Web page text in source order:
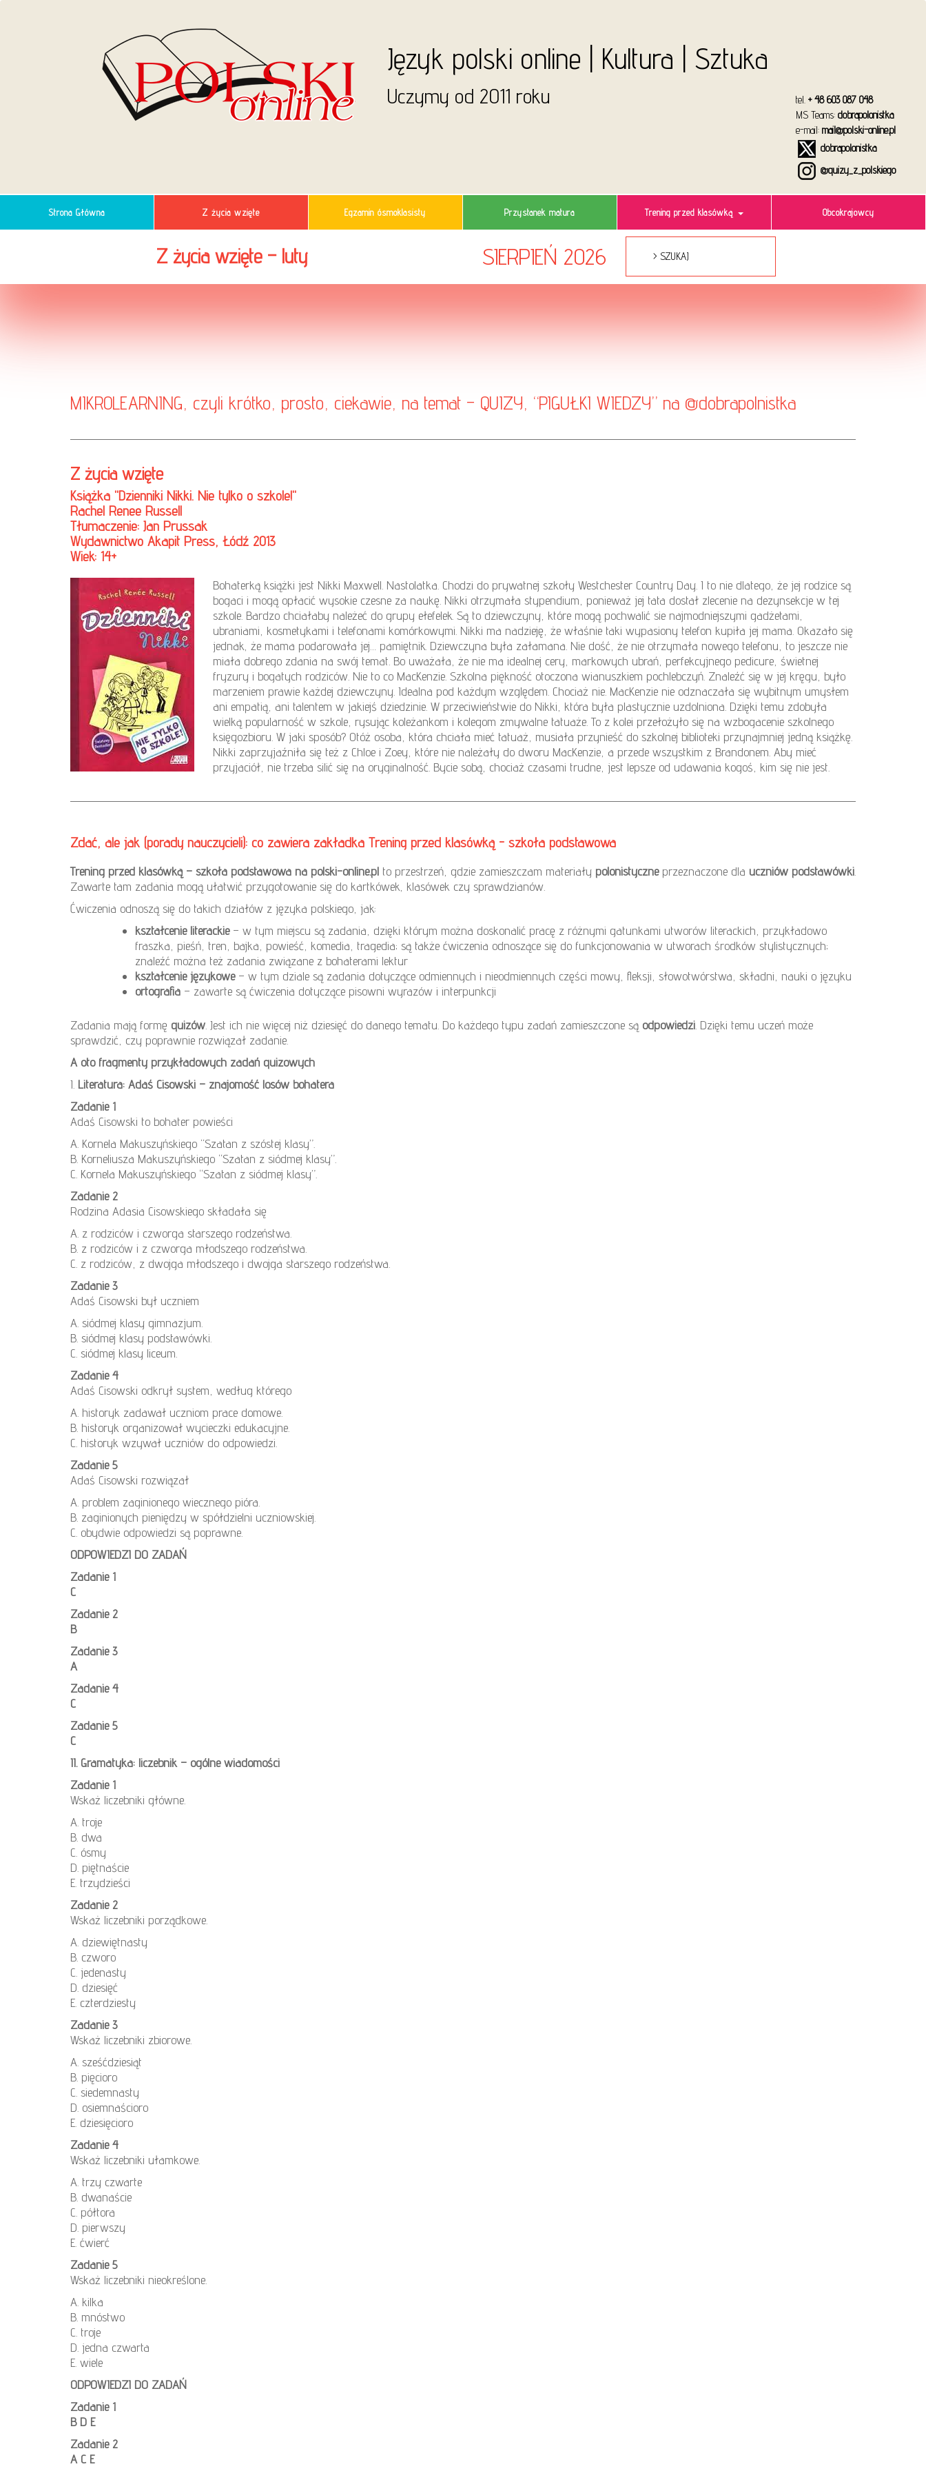
Język polski online | Kultura | Sztuka
Uczymy od 2011 roku tel. + 48 603 087 048
MS Teams: dobrapolonistka
e-mail: mail@polski-online.pl
dobrapolonistka
@quizy_z_polskiego
Strona Główna Z życia wzięte Egzamin ósmoklasisty Przystanek matura Trening przed klasówką Obcokrajowcy
Z życia wzięte – luty SIERPIEŃ 2026
MIKROLEARNING, czyli krótko, prosto, ciekawie, na temat – QUIZY, “PIGUŁKI WIEDZY” na @dobrapolnistka
Z życia wzięte
Książka "Dzienniki Nikki. Nie tylko o szkole!"
Rachel Renee Russell
Tłumaczenie: Jan Prussak
Wydawnictwo Akapit Press, Łódź 2013
Wiek: 14+
Bohaterką książki jest Nikki Maxwell. Nastolatka. Chodzi do prywatnej szkoły Westchester Country Day. I to nie dlatego, że jej rodzice są
bogaci i mogą opłacić wysokie czesne za naukę. Nikki otrzymała stypendium, ponieważ jej tata dostał zlecenie na dezynsekcje w tej
szkole. Bardzo chciałaby należeć do grupy ełefelek. Są to dziewczyny, które mogą pochwalić sie najmodniejszymi gadżetami,
ubraniami, kosmetykami i telefonami komórkowymi. Nikki ma nadzieję, że właśnie taki wypasiony telefon kupiła jej mama. Okazało się
jednak, że mama podarowała jej… pamiętnik. Dziewczyna była załamana. Nie dość, że nie otrzymała nowego telefonu, to jeszcze nie
miała dobrego zdania na swój temat. Bo uważała, że nie ma idealnej cery, markowych ubrań, perfekcyjnego pedicure, świetnej
fryzury i bogatych rodziców. Nie to co MacKenzie. Szkolna piękność otoczona wianuszkiem pochlebczyń. Znaleźć się w jej kręgu, było
marzeniem prawie każdej dziewczyny. Idealna pod każdym względem. Chociaż nie. MacKenzie nie odznaczała się wybitnym umysłem
ani empatią, ani talentem w jakiejś dziedzinie. W przeciwieństwie do Nikki, która była plastycznie uzdolniona. Dzięki temu zdobyła
wielką popularność w szkole, rysując koleżankom i kolegom zmywalne tatuaże. To z kolei przełożyło się na wzbogacenie szkolnego
księgozbioru. W jaki sposób? Otóż osoba, która chciała mieć tatuaż, musiała przynieść do szkolnej biblioteki przynajmniej jedną książkę.
Nikki zaprzyjaźniła się też z Chloe i Zoey, które nie należały do dworu MacKenzie, a przede wszystkim z Brandonem. Aby mieć
przyjaciół, nie trzeba silić się na oryginalność. Bycie sobą, chociaż czasami trudne, jest lepsze od udawania kogoś, kim się nie jest.
Zdać, ale jak (porady nauczycieli): co zawiera zakładka Trening przed klasówką - szkoła podstawowa
Trening przed klasówką – szkoła podstawowa na polski-online.pl to przestrzeń, gdzie zamieszczam materiały polonistyczneprzeznaczone dla uczniów podstawówki.
Zawarte tam zadania mogą ułatwić przygotowanie się do kartkówek, klasówek czy sprawdzianów.
Ćwiczenia odnoszą się do takich działów z języka polskiego, jak:
kształcenie literackie– w tym miejscu są zadania, dzięki którym można doskonalić pracę z różnymi gatunkami utworów literackich, przykładowo
fraszka, pieśń, tren, bajka, powieść, komedia, tragedia; są także ćwiczenia odnoszące się do funkcjonowania w utworach środków stylistycznych;
znaleźć można też zadania związane z bohaterami lektur
kształcenie językowe– w tym dziale są zadania dotyczące odmiennych i nieodmiennych części mowy, fleksji, słowotwórstwa, składni, nauki o języku
ortografia – zawarte są ćwiczenia dotyczące pisowni wyrazów i interpunkcji
Zadania mają formę quizów. Jest ich nie więcej niż dziesięć do danego tematu. Do każdego typu zadań zamieszczone są odpowiedzi. Dzięki temu uczeń może
sprawdzić, czy poprawnie rozwiązał zadanie.
A oto fragmenty przykładowych zadań quizowych
I. Literatura: Adaś Cisowski – znajomość losów bohatera
Zadanie 1
Adaś Cisowski to bohater powieści
A. Kornela Makuszyńskiego “Szatan z szóstej klasy”.
B. Korneliusza Makuszyńskiego “Szatan z siódmej klasy”.
C. Kornela Makuszyńskiego “Szatan z siódmej klasy”.
Zadanie 2
Rodzina Adasia Cisowskiego składała się
A. z rodziców i czworga starszego rodzeństwa.
B. z rodziców i z czworga młodszego rodzeństwa.
C. z rodziców, z dwojga młodszego i dwojga starszego rodzeństwa.
Zadanie 3
Adaś Cisowski był uczniem
A. siódmej klasy gimnazjum.
B. siódmej klasy podstawówki.
C. siódmej klasy liceum.
Zadanie 4
Adaś Cisowski odkrył system, według którego
A. historyk zadawał uczniom prace domowe.
B. historyk organizował wycieczki edukacyjne.
C. historyk wzywał uczniów do odpowiedzi.
Zadanie 5
Adaś Cisowski rozwiązał
A. problem zaginionego wiecznego pióra.
B. zaginionych pieniędzy w spółdzielni uczniowskiej.
C. obydwie odpowiedzi są poprawne.
ODPOWIEDZI DO ZADAŃ
Zadanie 1
C
Zadanie 2
B
Zadanie 3
A
Zadanie 4
C
Zadanie 5
C
II. Gramatyka: liczebnik – ogólne wiadomości
Zadanie 1
Wskaż liczebniki główne.
A. troje
B. dwa
C. ósmy
D. piętnaście
E. trzydzieści
Zadanie 2
Wskaż liczebniki porządkowe.
A. dziewiętnasty
B. czworo
C. jedenasty
D. dziesięć
E. czterdziesty
Zadanie 3
Wskaż liczebniki zbiorowe.
A. sześćdziesiąt
B. pięcioro
C. siedemnasty
D. osiemnaścioro
E. dziesięcioro
Zadanie 4
Wskaż liczebniki ułamkowe.
A. trzy czwarte
B. dwanaście
C. półtora
D. pierwszy
E. ćwierć
Zadanie 5
Wskaż liczebniki nieokreślone.
A. kilka
B. mnóstwo
C. troje
D. jedna czwarta
E. wiele
ODPOWIEDZI DO ZADAŃ
Zadanie 1
B D E
Zadanie 2
A C E